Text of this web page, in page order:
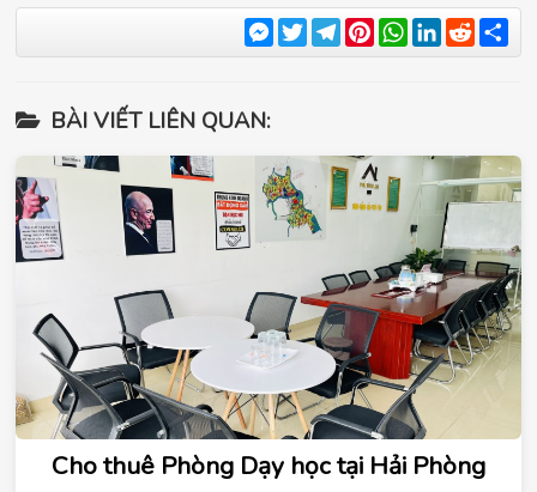
Messenger
TwitterTelegram
Pinterest
WhatsApp
LinkedIn
Reddit
BÀI VIẾT LIÊN QUAN:
Cho thuê Phòng Dạy học tại Hải Phòng